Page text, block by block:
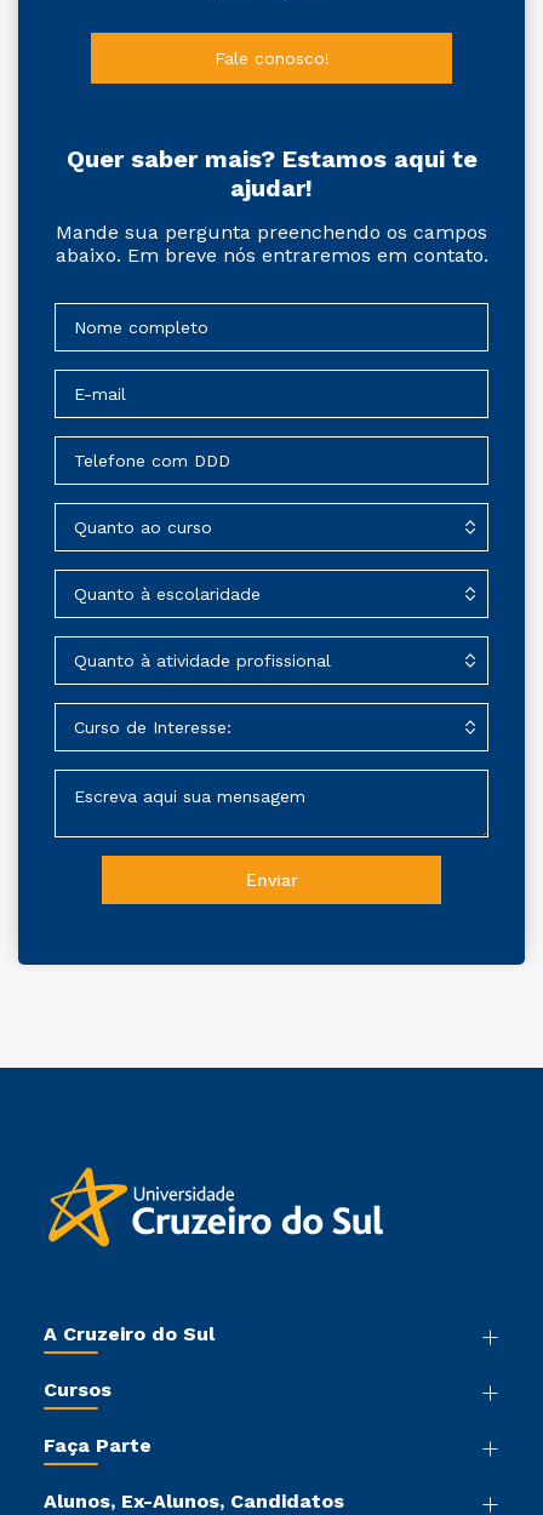
Fale conosco!
Quer saber mais? Estamos aqui te
ajudar!
Mande sua pergunta preenchendo os campos
abaixo. Em breve nós entraremos em contato.
A Cruzeiro do Sul
Sala de Imprensa
Sou Colaborador
Tour Virtual
Cursos
Pós-graduação
Faça Parte
Vestibular Múltipla Escolha
Alunos, Ex-Alunos, Candidatos